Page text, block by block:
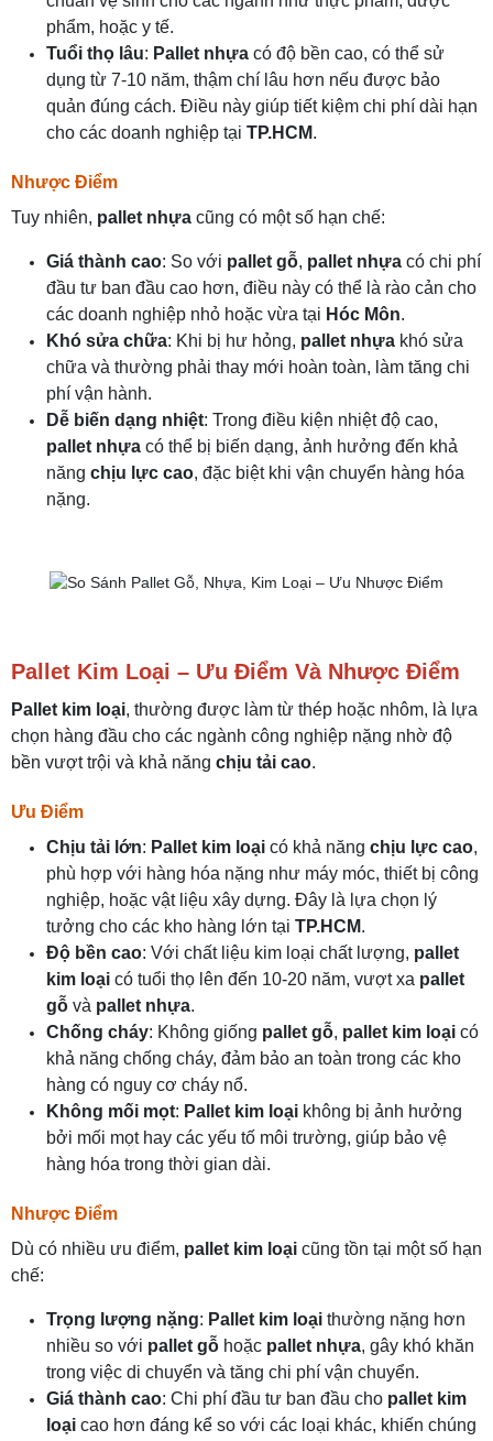
phẩm, hoặc y tế.
Tuổi thọ lâu: Pallet nhựa có độ bền cao, có thể sử
dụng từ 7-10 năm, thậm chí lâu hơn nếu được bảo
quản đúng cách. Điều này giúp tiết kiệm chi phí dài hạn
cho các doanh nghiệp tại TP.HCM.
Nhược Điểm
Tuy nhiên, pallet nhựa cũng có một số hạn chế:
Giá thành cao: So với pallet gỗ, pallet nhựa có chi phí
đầu tư ban đầu cao hơn, điều này có thể là rào cản cho
các doanh nghiệp nhỏ hoặc vừa tại Hóc Môn.
Khó sửa chữa: Khi bị hư hỏng, pallet nhựa khó sửa
chữa và thường phải thay mới hoàn toàn, làm tăng chi
phí vận hành.
Dễ biến dạng nhiệt: Trong điều kiện nhiệt độ cao,
pallet nhựa có thể bị biến dạng, ảnh hưởng đến khả
năng chịu lực cao, đặc biệt khi vận chuyển hàng hóa
nặng.
Pallet Kim Loại – Ưu Điểm Và Nhược Điểm
Pallet kim loại, thường được làm từ thép hoặc nhôm, là lựa
chọn hàng đầu cho các ngành công nghiệp nặng nhờ độ
bền vượt trội và khả năng chịu tải cao.
Ưu Điểm
Chịu tải lớn: Pallet kim loại có khả năng chịu lực cao,
phù hợp với hàng hóa nặng như máy móc, thiết bị công
nghiệp, hoặc vật liệu xây dựng. Đây là lựa chọn lý
tưởng cho các kho hàng lớn tại TP.HCM.
Độ bền cao: Với chất liệu kim loại chất lượng, pallet
kim loại có tuổi thọ lên đến 10-20 năm, vượt xa pallet
gỗ và pallet nhựa.
Chống cháy: Không giống pallet gỗ, pallet kim loại có
khả năng chống cháy, đảm bảo an toàn trong các kho
hàng có nguy cơ cháy nổ.
Không mối mọt: Pallet kim loại không bị ảnh hưởng
bởi mối mọt hay các yếu tố môi trường, giúp bảo vệ
hàng hóa trong thời gian dài.
Nhược Điểm
Dù có nhiều ưu điểm, pallet kim loại cũng tồn tại một số hạn
chế:
Trọng lượng nặng: Pallet kim loại thường nặng hơn
nhiều so với pallet gỗ hoặc pallet nhựa, gây khó khăn
trong việc di chuyển và tăng chi phí vận chuyển.
Giá thành cao: Chi phí đầu tư ban đầu cho pallet kim
loại cao hơn đáng kể so với các loại khác, khiến chúng